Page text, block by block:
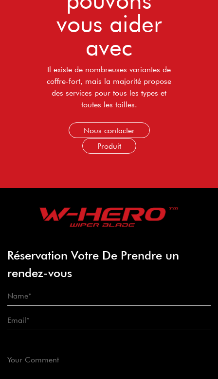
vous aider
avec
Il existe de nombreuses variantes de
coffre-fort, mais la majorité propose
des services pour tous les types et
toutes les tailles.
Nous contacter
Produit
Réservation Votre De Prendre un
rendez-vous